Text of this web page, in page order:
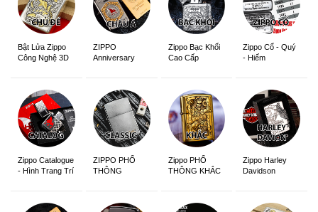
Bật Lửa Zippo
Công Nghệ 3D
ZIPPO
Anniversary
Zippo Bạc Khối
Cao Cấp
Zippo Cổ - Quý
- Hiếm
Zippo Catalogue
- Hình Trang Trí
ZIPPO PHỔ
THÔNG
Zippo PHỔ
THÔNG KHẮC
Zippo Harley
Davidson